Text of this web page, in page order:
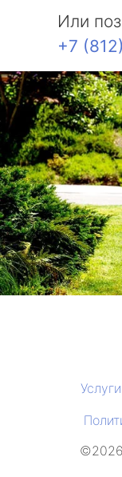
Или
+7
Услуги
©2026